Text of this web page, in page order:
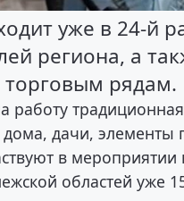
уже в 24-й
региона, а
рядам.
работу
дачи,
в
областей уже